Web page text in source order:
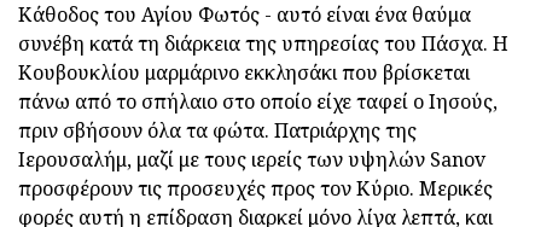
Κάθοδος του Αγίου Φωτός - αυτό είναι ένα θαύμα
συνέβη κατά τη διάρκεια της υπηρεσίας του Πάσχα. Η
Κουβουκλίου μαρμάρινο εκκλησάκι που βρίσκεται
πάνω από το σπήλαιο στο οποίο είχε ταφεί ο Ιησούς,
πριν σβήσουν όλα τα φώτα. Πατριάρχης της
Ιερουσαλήμ, μαζί με τους ιερείς των υψηλών Sanov
προσφέρουν τις προσευχές προς τον Κύριο. Μερικές
φορές αυτή η επίδραση διαρκεί μόνο λίγα λεπτά, και